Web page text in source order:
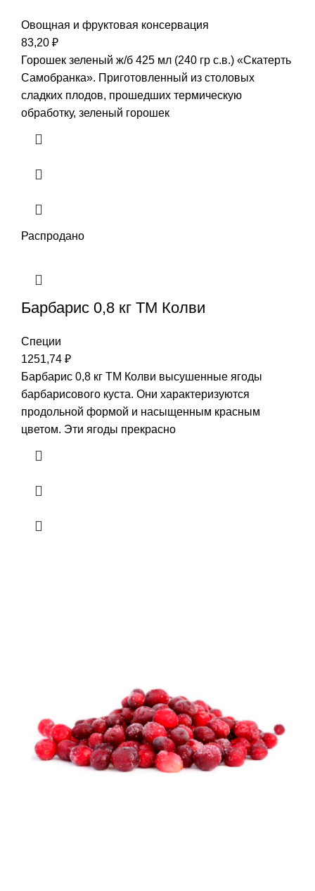
Овощная и фруктовая консервация
83,20 ₽
Горошек зеленый ж/б 425 мл (240 гр с.в.) «Скатерть
Самобранка». Приготовленный из столовых
сладких плодов, прошедших термическую
обработку, зеленый горошек
Распродано
Барбарис 0,8 кг ТМ Колви
Специи
1251,74 ₽
Барбарис 0,8 кг ТМ Колви высушенные ягоды
барбарисового куста. Они характеризуются
продольной формой и насыщенным красным
цветом. Эти ягоды прекрасно